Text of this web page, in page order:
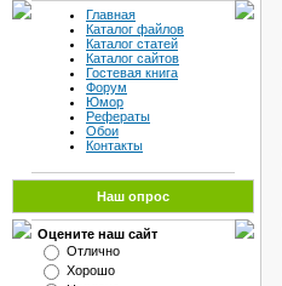
Главная
Каталог файлов
Каталог статей
Каталог сайтов
Гостевая книга
Форум
Юмор
Рефераты
Обои
Контакты
Наш опрос
Оцените наш сайт
Отлично
Хорошо